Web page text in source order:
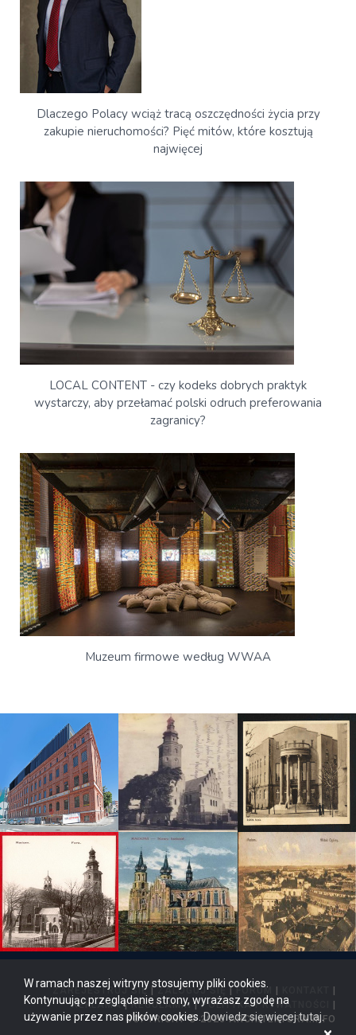
Dlaczego Polacy wciąż tracą oszczędności życia przy
zakupie nieruchomości? Pięć mitów, które kosztują
najwięcej
LOCAL CONTENT - czy kodeks dobrych praktyk
wystarczy, aby przełamać polski odruch preferowania
zagranicy?
Muzeum firmowe według WWAA
ZAREJESTRUJ SIĘ |ZALOGUJ SIĘ |FORUM |
|
REKLAMA|REGULAMIN |POLITYKA PRYWATNOŚCI
|
COPYRIGHT © 2026 ARCHITEKTURA.INFO
W ramach naszej witryny stosujemy pliki cookies.
Kontynuując przeglądanie strony, wyrażasz zgodę na
używanie przez nas plików cookies.Dowiedz się więcej tutaj.